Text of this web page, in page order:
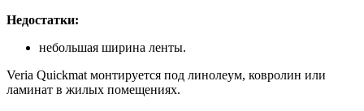
Недостатки:
небольшая ширина ленты.
Veria Quickmat монтируется под линолеум, ковролин или
ламинат в жилых помещениях.